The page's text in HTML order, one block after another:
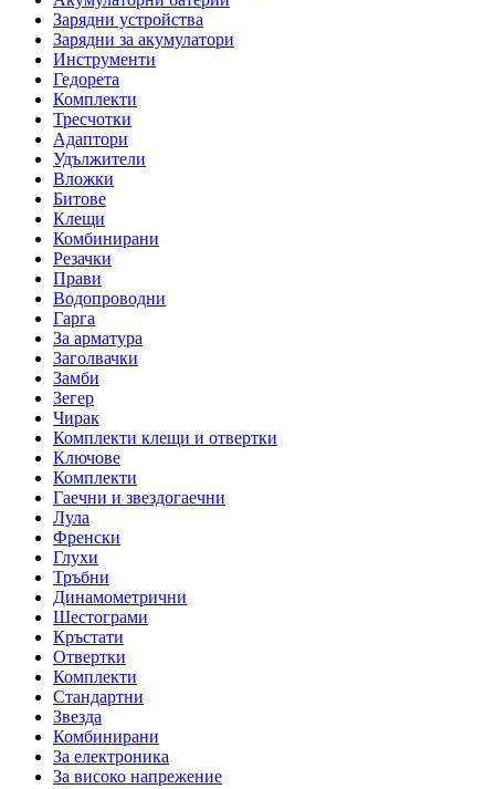
Зарядни устройства
Зарядни за акумулатори
Инструменти
Гедорета
Комплекти
Тресчотки
Адаптори
Удължители
Вложки
Битове
Клещи
Комбинирани
Резачки
Прави
Водопроводни
Гарга
За арматура
Заголвачки
Замби
Зегер
Чирак
Комплекти клещи и отвертки
Ключове
Комплекти
Гаечни и звездогаечни
Лула
Френски
Глухи
Тръбни
Динамометрични
Шестограми
Кръстати
Отвертки
Комплекти
Стандартни
Звезда
Комбинирани
За електроника
За високо напрежение